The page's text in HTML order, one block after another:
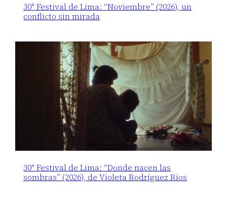
30° Festival de Lima: “Noviembre” (2026), un
conflicto sin mirada
30° Festival de Lima: “Donde nacen las
sombras” (2026), de Violeta Rodríguez Ríos